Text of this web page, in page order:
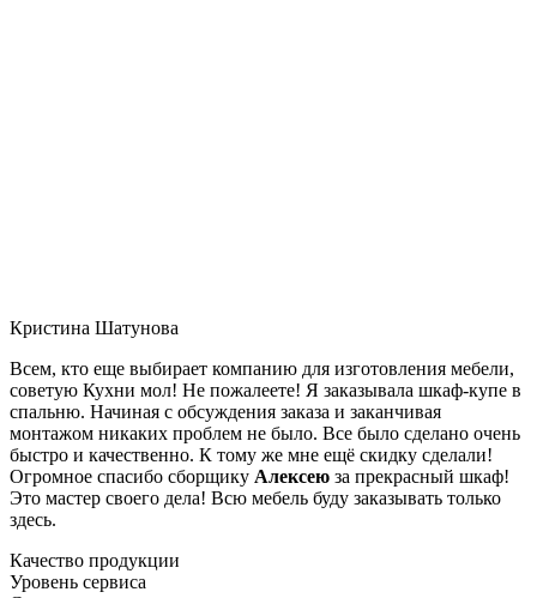
Кристина Шатунова
Всем, кто еще выбирает компанию для изготовления мебели,
советую Кухни мол! Не пожалеете! Я заказывала шкаф-купе в
спальню. Начиная с обсуждения заказа и заканчивая
монтажом никаких проблем не было. Все было сделано очень
быстро и качественно. К тому же мне ещё скидку сделали!
Огромное спасибо сборщику Алексею за прекрасный шкаф!
Это мастер своего дела! Всю мебель буду заказывать только
здесь.
Качество продукции
Уровень сервиса